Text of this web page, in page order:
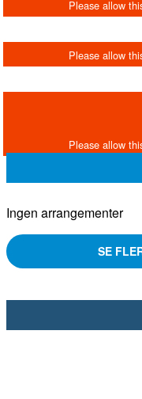
Ingen arrangementer
SE